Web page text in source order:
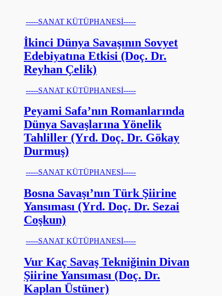
-----SANAT KÜTÜPHANESİ-----
İkinci Dünya Savaşının Sovyet
Edebiyatına Etkisi (Doç. Dr.
Reyhan Çelik)
-----SANAT KÜTÜPHANESİ-----
Peyami Safa’nın Romanlarında
Dünya Savaşlarına Yönelik
Tahliller (Yrd. Doç. Dr. Gökay
Durmuş)
-----SANAT KÜTÜPHANESİ-----
Bosna Savaşı’nın Türk Şiirine
Yansıması (Yrd. Doç. Dr. Sezai
Coşkun)
-----SANAT KÜTÜPHANESİ-----
Vur Kaç Savaş Tekniğinin Divan
Şiirine Yansıması (Doç. Dr.
Kaplan Üstüner)